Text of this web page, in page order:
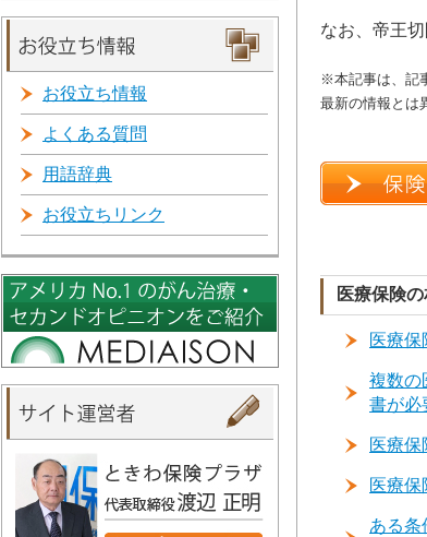
なお、帝王
※本記事は、記
最新の情報とは
医療保険
医療保
複数の
書が必
医療保
医療保
ある条
お役立ち情報
よくある質問
用語辞典
お役立ちリンク